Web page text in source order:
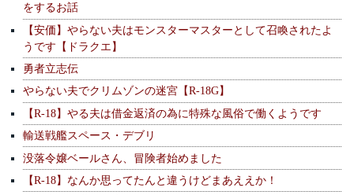
をするお話
【安価】やらない夫はモンスターマスターとして召喚されたよ
うです【ドラクエ】
勇者立志伝
やらない夫でクリムゾンの迷宮【R-18G】
【R-18】やる夫は借金返済の為に特殊な風俗で働くようです
輸送戦艦スペース・デブリ
没落令嬢ベールさん、冒険者始めました
【R-18】なんか思ってたんと違うけどまあええか！